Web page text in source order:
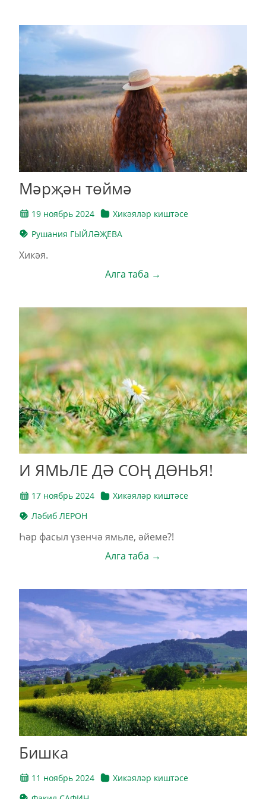
Мәрҗән төймә
19 ноябрь 2024
Хикәяләр киштәсе
Рушания ГЫЙЛӘҖЕВА
Хикәя.
Алга таба →
И ЯМЬЛЕ ДӘ СОҢ ДӨНЬЯ!
17 ноябрь 2024
Хикәяләр киштәсе
Ләбиб ЛЕРОН
Һәр фасыл үзенчә ямьле, әйеме?!
Алга таба →
Бишка
11 ноябрь 2024
Хикәяләр киштәсе